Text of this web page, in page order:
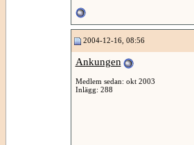
2004-12-16, 08:56
Ankungen
Medlem sedan: okt 2003
Inlägg: 288